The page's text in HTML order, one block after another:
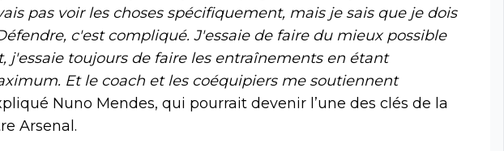
pas voir les choses spécifiquement, mais je sais que je dois
c'est compliqué. J'essaie de faire du mieux possible
j'essaie toujours de faire les entraînements en étant
Et le coach et les coéquipiers me soutiennent
Nuno Mendes, qui pourrait devenir l’une des clés de la
Arsenal.